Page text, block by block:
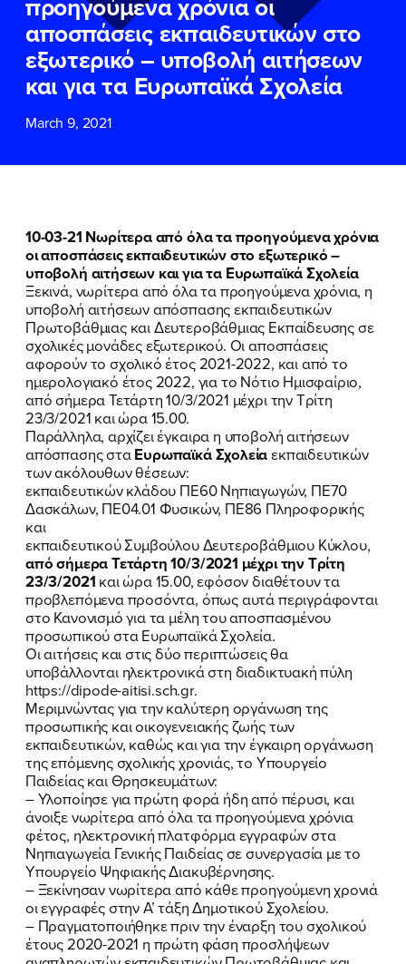
ΠΟΙΑ ΕΙΜΑΙ
ΕΡΓΟ
ΕΚΔΗΛΩΣΕΙΣ
ΝΕΑ
αποσπάσεις εκπαιδευτικών στο
εξωτερικό – υποβολή αιτήσεων
και για τα Ευρωπαϊκά Σχολεία
March 9, 2021
10-03-21 Νωρίτερα από όλα τα προηγούμενα χρόνια
οι αποσπάσεις εκπαιδευτικών στο εξωτερικό –
υποβολή αιτήσεων και για τα Ευρωπαϊκά Σχολεία
Ξεκινά, νωρίτερα από όλα τα προηγούμενα χρόνια, η
υποβολή αιτήσεων απόσπασης εκπαιδευτικών
Πρωτοβάθμιας και Δευτεροβάθμιας Εκπαίδευσης σε
σχολικές μονάδες εξωτερικού. Οι αποσπάσεις
αφορούν το σχολικό έτος 2021-2022, και από το
ημερολογιακό έτος 2022, για το Νότιο Ημισφαίριο,
από σήμερα Τετάρτη 10/3/2021 μέχρι την Τρίτη
23/3/2021 και ώρα 15.00.
Παράλληλα, αρχίζει έγκαιρα η υποβολή αιτήσεων
απόσπασης σταΕυρωπαϊκά Σχολείαεκπαιδευτικών
των ακόλουθων θέσεων:
εκπαιδευτικών κλάδου ΠΕ60 Νηπιαγωγών, ΠΕ70
Δασκάλων, ΠΕ04.01 Φυσικών, ΠΕ86 Πληροφορικής
και
εκπαιδευτικού Συμβούλου Δευτεροβάθμιου Κύκλου,
από σήμερα Τετάρτη 10/3/2021 μέχρι την Τρίτη
23/3/2021 και ώρα 15.00, εφόσον διαθέτουν τα
προβλεπόμενα προσόντα, όπως αυτά περιγράφονται
στο Κανονισμό για τα μέλη του αποσπασμένου
προσωπικού στα Ευρωπαϊκά Σχολεία.
Οι αιτήσεις και στις δύο περιπτώσεις θα
υποβάλλονται ηλεκτρονικά στη διαδικτυακή πύλη
https://dipode-aitisi.sch.gr.
Μεριμνώντας για την καλύτερη οργάνωση της
προσωπικής και οικογενειακής ζωής των
εκπαιδευτικών, καθώς και για την έγκαιρη οργάνωση
της επόμενης σχολικής χρονιάς, το Υπουργείο
Παιδείας και Θρησκευμάτων:
– Υλοποίησε για πρώτη φορά ήδη από πέρυσι, και
άνοιξε νωρίτερα από όλα τα προηγούμενα χρόνια
φέτος, ηλεκτρονική πλατφόρμα εγγραφών στα
Νηπιαγωγεία Γενικής Παιδείας σε συνεργασία με το
Υπουργείο Ψηφιακής Διακυβέρνησης.
– Ξεκίνησαν νωρίτερα από κάθε προηγούμενη χρονιά
οι εγγραφές στην Α’ τάξη Δημοτικού Σχολείου.
– Πραγματοποιήθηκε πριν την έναρξη του σχολικού
έτους 2020-2021 η πρώτη φάση προσλήψεων
ΕΠΙΘΕΤΟ*
ΤΗΛΕΦΩΝΟ*
EMAIL
Δεδομένων
και τους τους
Όρους
Χρήσηςτου δικτυακού τόπου του
Πολιτικού Γραφείου της Βουλευτού
Νίκης Κεραμέως
ΥΠΟΒΟΛΗ
ΕΠΙΘΕΤΟ*
ΤΗΛΕΦΩΝΟ
EMAIL
Δεδομένων
και τους τους
Όρους
Χρήσηςτου δικτυακού τόπου του
Πολιτικού Γραφείου της Βουλευτού
Νίκης Κεραμέως
ΥΠΟΒΟΛΗ